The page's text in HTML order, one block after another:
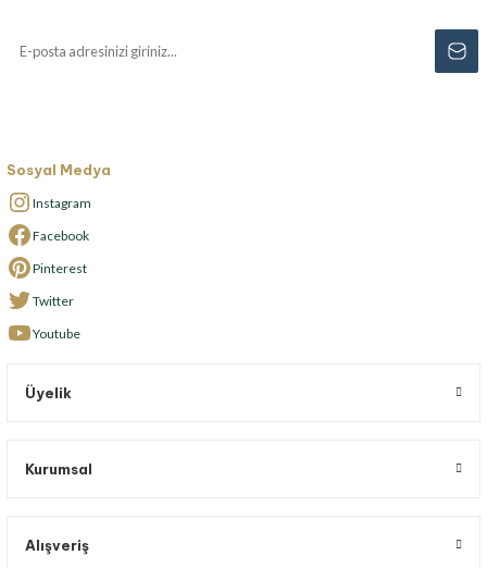
Sosyal Medya
Instagram
Facebook
Pinterest
Twitter
Youtube
Üyelik
Kurumsal
Alışveriş